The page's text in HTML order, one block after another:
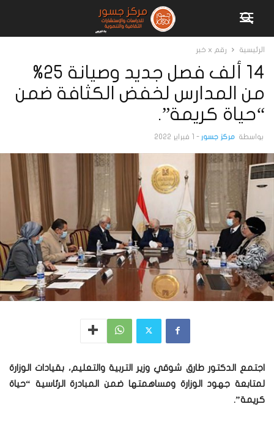
الرئيسية رقم x خبر
14 ألف فصل جديد وصيانة 25%
من المدارس لخفض الكثافة ضمن
“حياة كريمة”.
بواسطة مركز جسور - 1 فبراير 2022
اجتمع الدكتور طارق شوقي وزير التربية والتعليم، بقيادات الوزارة
لمتابعة جهود الوزارة ومساهمتها ضمن المبادرة الرئاسية “حياة
كريمة”.